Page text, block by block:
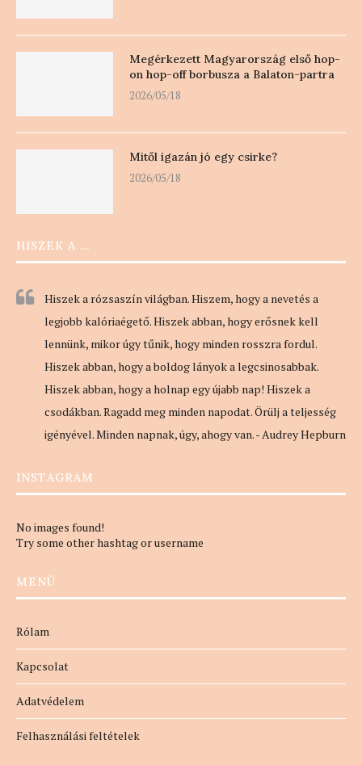
Megérkezett Magyarország első hop-
on hop-off borbusza a Balaton-partra
2026/05/18
Mitől igazán jó egy csirke?
2026/05/18
HISZEK A …
Hiszek a rózsaszín világban. Hiszem, hogy a nevetés a
legjobb kalóriaégető. Hiszek abban, hogy erősnek kell
lennünk, mikor úgy tűnik, hogy minden rosszra fordul.
Hiszek abban, hogy a boldog lányok a legcsinosabbak.
Hiszek abban, hogy a holnap egy újabb nap! Hiszek a
csodákban. Ragadd meg minden napodat. Örülj a teljesség
igényével. Minden napnak, úgy, ahogy van. - Audrey Hepburn
INSTAGRAM
No images found!
Try some other hashtag or username
MENÜ
Rólam
Kapcsolat
Adatvédelem
Felhasználási feltételek